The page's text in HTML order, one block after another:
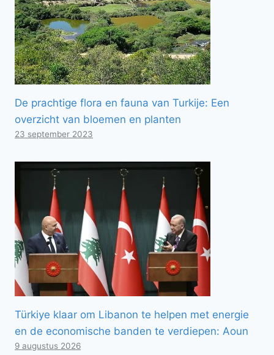
De prachtige flora en fauna van Turkije: Een
overzicht van bloemen en planten
23 september 2023
Türkiye klaar om Libanon te helpen met energie
en de economische banden te verdiepen: Aoun
9 augustus 2026